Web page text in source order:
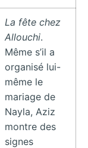
La fête chez
Allouchi.
Même s’il a
organisé lui-
même le
mariage de
Nayla, Aziz
montre des
signes